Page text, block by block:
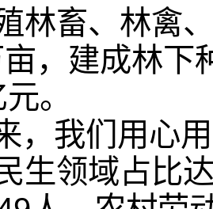
林畜、林禽
，建成林下
。
，我们用心
生领域占比